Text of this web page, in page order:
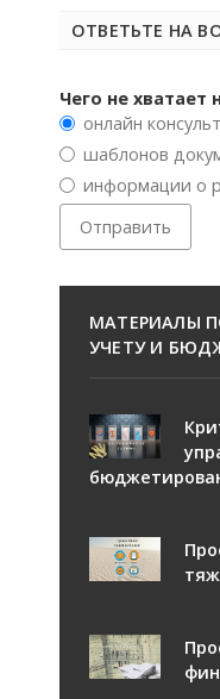
ОТВЕТЬТЕ НА
Чего не хватает
онлайн
шаблонов
информации о
МАТЕРИАЛЫ
УЧЕТУ И